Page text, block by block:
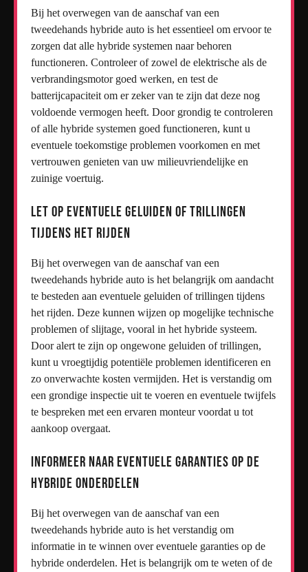
Bij het overwegen van de aanschaf van een
tweedehands hybride auto is het essentieel om ervoor te
zorgen dat alle hybride systemen naar behoren
functioneren. Controleer of zowel de elektrische als de
verbrandingsmotor goed werken, en test de
batterijcapaciteit om er zeker van te zijn dat deze nog
voldoende vermogen heeft. Door grondig te controleren
of alle hybride systemen goed functioneren, kunt u
eventuele toekomstige problemen voorkomen en met
vertrouwen genieten van uw milieuvriendelijke en
zuinige voertuig.
Let op eventuele geluiden of trillingen
tijdens het rijden
Bij het overwegen van de aanschaf van een
tweedehands hybride auto is het belangrijk om aandacht
te besteden aan eventuele geluiden of trillingen tijdens
het rijden. Deze kunnen wijzen op mogelijke technische
problemen of slijtage, vooral in het hybride systeem.
Door alert te zijn op ongewone geluiden of trillingen,
kunt u vroegtijdig potentiële problemen identificeren en
zo onverwachte kosten vermijden. Het is verstandig om
een grondige inspectie uit te voeren en eventuele twijfels
te bespreken met een ervaren monteur voordat u tot
aankoop overgaat.
Informeer naar eventuele garanties op de
hybride onderdelen
Bij het overwegen van de aanschaf van een
tweedehands hybride auto is het verstandig om
informatie in te winnen over eventuele garanties op de
hybride onderdelen. Het is belangrijk om te weten of de